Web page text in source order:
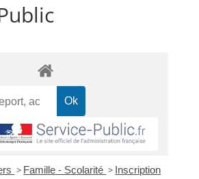
> Famille - Scolarité > Inscription